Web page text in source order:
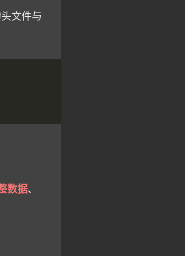
文件与
数据、